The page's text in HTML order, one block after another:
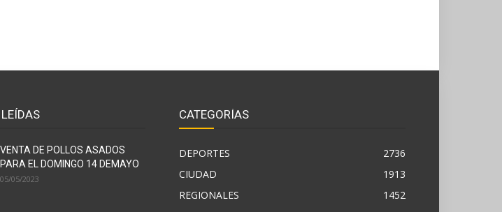
VENTA DE POLLOS ASADOS
PARA EL DOMINGO 14 DEMAYO
05/05/2023
CATEGORÍAS
DEPORTES
2736
CIUDAD
1913
REGIONALES
1452